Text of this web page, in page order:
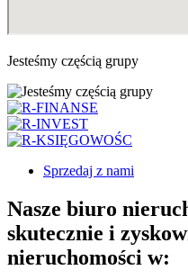
Jesteśmy częścią grupy
Sprzedaj z nami
Nasze biuro
skutecznie i
nieruchomości w: